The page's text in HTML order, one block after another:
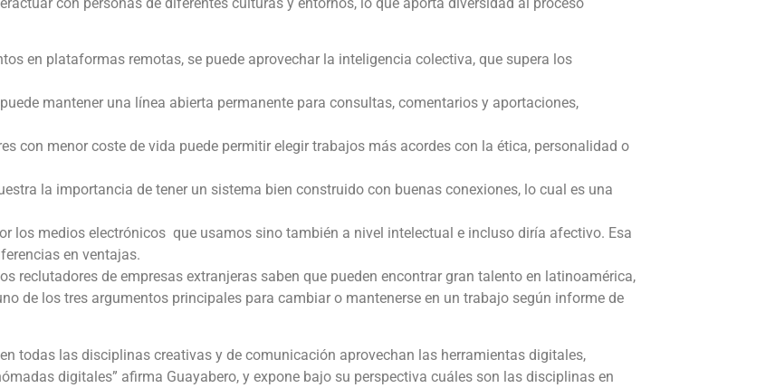
en plataformas remotas, se puede aprovechar la inteligencia colectiva, que supera los
mantener una línea abierta permanente para consultas, comentarios y aportaciones,
con menor coste de vida puede permitir elegir trabajos más acordes con la ética, personalidad o
la importancia de tener un sistema bien construido con buenas conexiones, lo cual es una
los medios electrónicos que usamos sino también a nivel intelectual e incluso diría afectivo. Esa
en ventajas.
reclutadores de empresas extranjeras saben que pueden encontrar gran talento en latinoamérica,
de los tres argumentos principales para cambiar o mantenerse en un trabajo según informe de
todas las disciplinas creativas y de comunicación aprovechan las herramientas digitales,
digitales” afirma Guayabero, y expone bajo su perspectiva cuáles son las disciplinas en